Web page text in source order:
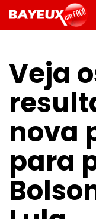
Veja
nova
para